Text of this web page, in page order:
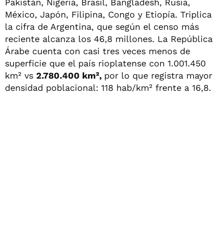
México, Japón, Filipina, Congo y Etiopía. Triplica
la cifra de Argentina, que según el censo más
reciente alcanza los 46,8 millones. La República
Árabe cuenta con casi tres veces menos de
superficie que el país rioplatense con 1.001.450
km² vs 2.780.400 km², por lo que registra mayor
densidad poblacional: 118 hab/km² frente a 16,8.